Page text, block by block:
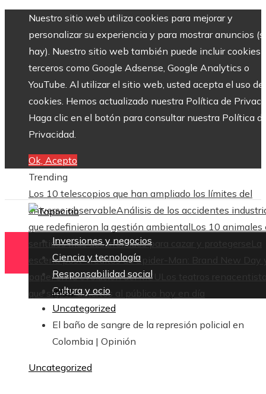
Nuestro sitio web utiliza cookies para mejorar y
personalizar su experiencia y para mostrar anuncios
hay). Nuestro sitio web también puede incluir cookies
terceros como Google Adsense, Google Analytics o
YouTube. Al utilizar el sitio web, usted acepta el uso de
cookies. Hemos actualizado nuestra Política de
Haga clic en el botón para consultar nuestra Política
Privacidad.
Ok, Acepto
Trending
Los 10 telescopios que han ampliado los límites del
universo observableAnálisis de los accidentes
que redefinieron la gestión ambientalLos 10 animales
sentidos más desarrollados para cazar y protegerse La
escena post-créditos de Spider-Man: Brand New Day
papel en la evolución del MCU
Los teatros
que siguen abiertos al público hoy en día
Inversiones y negocios
Ciencia y tecnología
Responsabilidad social
Cultura y ocio
Inicio
Uncategorized
El baño de sangre de la represión policial en
Colombia | Opinión
Uncategorized